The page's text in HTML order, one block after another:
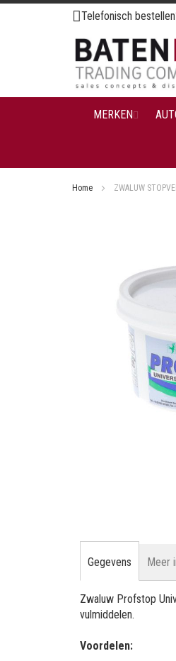
Ga
naar
de
inhoud
Telefonisch
MERKEN
Home ZWALUW
van
afbeeldingen-
Gegevens
Zwaluw Profstop
vulmiddelen.
Voordelen:
Meer